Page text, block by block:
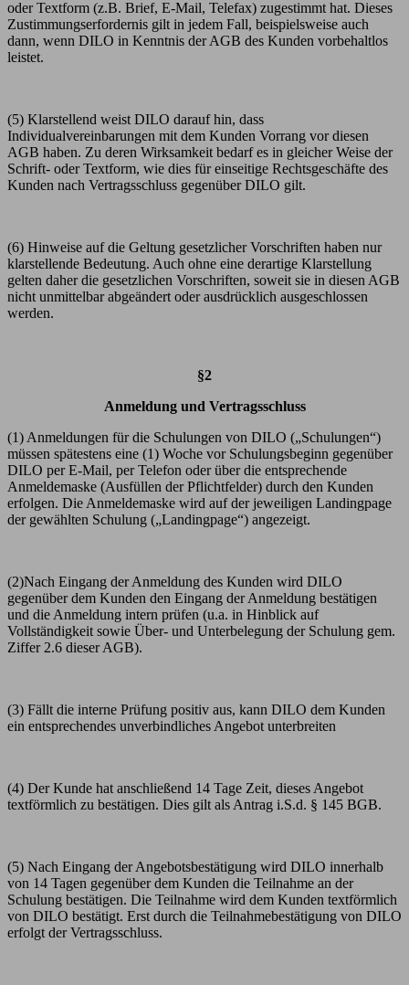
oder Textform (z.B. Brief, E-Mail, Telefax) zugestimmt hat. Dieses
Zustimmungserfordernis gilt in jedem Fall, beispielsweise auch
dann, wenn DILO in Kenntnis der AGB des Kunden vorbehaltlos
leistet.
(5) Klarstellend weist DILO darauf hin, dass
Individualvereinbarungen mit dem Kunden Vorrang vor diesen
AGB haben. Zu deren Wirksamkeit bedarf es in gleicher Weise der
Schrift- oder Textform, wie dies für einseitige Rechtsgeschäfte des
Kunden nach Vertragsschluss gegenüber DILO gilt.
(6) Hinweise auf die Geltung gesetzlicher Vorschriften haben nur
klarstellende Bedeutung. Auch ohne eine derartige Klarstellung
gelten daher die gesetzlichen Vorschriften, soweit sie in diesen AGB
nicht unmittelbar abgeändert oder ausdrücklich ausgeschlossen
werden.
§2
Anmeldung und Vertragsschluss
(1) Anmeldungen für die Schulungen von DILO („Schulungen“)
müssen spätestens eine (1) Woche vor Schulungsbeginn gegenüber
DILO per E-Mail, per Telefon oder über die entsprechende
Anmeldemaske (Ausfüllen der Pflichtfelder) durch den Kunden
erfolgen. Die Anmeldemaske wird auf der jeweiligen Landingpage
der gewählten Schulung („Landingpage“) angezeigt.
(2)Nach Eingang der Anmeldung des Kunden wird DILO
gegenüber dem Kunden den Eingang der Anmeldung bestätigen
und die Anmeldung intern prüfen (u.a. in Hinblick auf
Vollständigkeit sowie Über- und Unterbelegung der Schulung gem.
Ziffer 2.6 dieser AGB).
(3) Fällt die interne Prüfung positiv aus, kann DILO dem Kunden
ein entsprechendes unverbindliches Angebot unterbreiten
(4) Der Kunde hat anschließend 14 Tage Zeit, dieses Angebot
textförmlich zu bestätigen. Dies gilt als Antrag i.S.d. § 145 BGB.
(5) Nach Eingang der Angebotsbestätigung wird DILO innerhalb
von 14 Tagen gegenüber dem Kunden die Teilnahme an der
Schulung bestätigen. Die Teilnahme wird dem Kunden textförmlich
von DILO bestätigt. Erst durch die Teilnahmebestätigung von DILO
erfolgt der Vertragsschluss.